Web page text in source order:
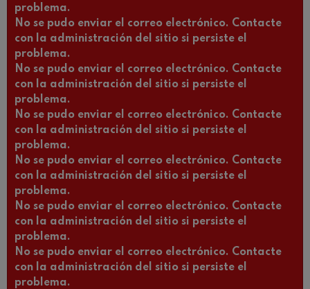
problema.
No se pudo enviar el correo electrónico. Contacte
con la administración del sitio si persiste el
problema.
No se pudo enviar el correo electrónico. Contacte
con la administración del sitio si persiste el
problema.
No se pudo enviar el correo electrónico. Contacte
con la administración del sitio si persiste el
problema.
No se pudo enviar el correo electrónico. Contacte
con la administración del sitio si persiste el
problema.
No se pudo enviar el correo electrónico. Contacte
con la administración del sitio si persiste el
problema.
No se pudo enviar el correo electrónico. Contacte
con la administración del sitio si persiste el
problema.